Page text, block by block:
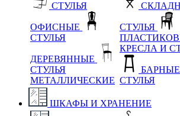
СТУЛЬЯ
ОФИСНЫЕ
СТУЛЬЯ
ДЕРЕВЯННЫЕ
СТУЛЬЯ
МЕТАЛЛИЧЕСКИЕ
СТУЛЬЯ
КРЕСЛА И
БАРНЫЕ
СТУЛЬЯ
ШКАФЫ И ХРАНЕНИЕ